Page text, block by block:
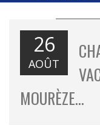
26
AOÛT
MOURÈZE…